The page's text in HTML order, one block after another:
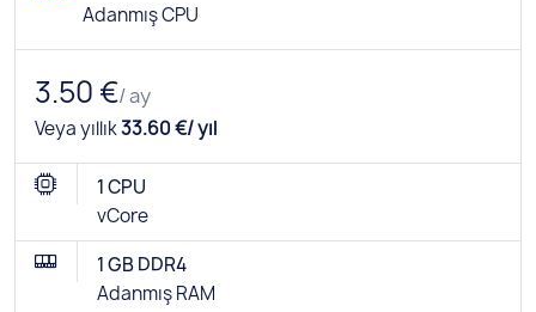
Adanmış CPU
3.50 €/ ay
Veya yıllık33.60 €/ yıl
1 CPU
vCore
1 GB DDR4
Adanmış RAM